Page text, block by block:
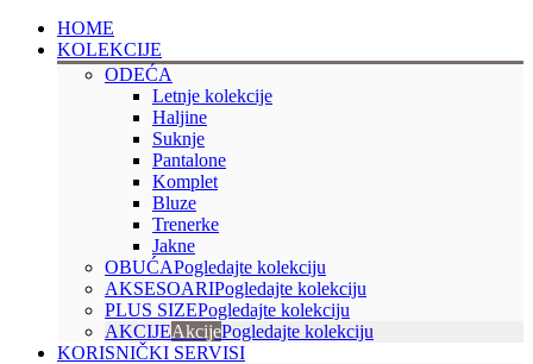
HOME
KOLEKCIJE
ODEĆA
Letnje kolekcije
Haljine
Suknje
Pantalone
Komplet
Bluze
Trenerke
Jakne
OBUĆAPogledajte kolekciju
AKSESOARIPogledajte kolekciju
PLUS SIZEPogledajte kolekciju
AKCIJEAkcijePogledajte kolekciju
KORISNIČKI SERVISI